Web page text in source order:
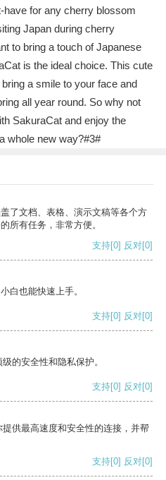
for any cherry blossom
Japan during cherry
to bring a touch of Japanese
is the ideal choice. This cute
a smile to your face and
all year round. So why not
SakuraCat and enjoy the
whole new way?#3#
了文档、表格、演示文稿等各个方
所有任务，非常方便。
支持[0] 反对[0]
白也能快速上手。
支持[0] 反对[0]
的安全性和隐私保护。
支持[0] 反对[0]
供最高速度和安全性的连接，并帮
支持[0] 反对[0]